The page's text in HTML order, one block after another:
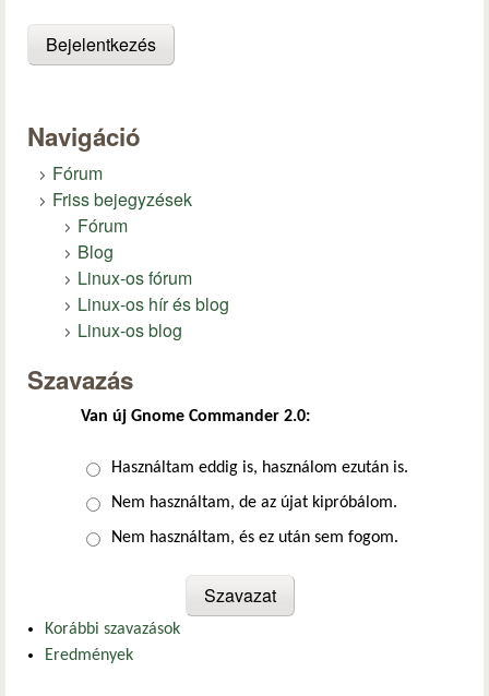
Navigáció
Fórum
Friss bejegyzések
Fórum
Blog
Linux-os fórum
Linux-os hír és blog
Linux-os blog
Szavazás
Van új Gnome Commander 2.0:
Választások
Használtam eddig is, használom ezután is.
Nem használtam, de az újat kipróbálom.
Nem használtam, és ez után sem fogom.
Korábbi szavazások
Eredmények